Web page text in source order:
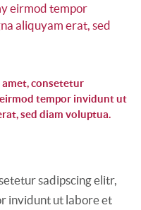
eirmod tempor
aliquyam erat, sed
amet, consetetur
tempor invidunt ut
sed diam voluptua.
sadipscing elitr,
invidunt ut labore et